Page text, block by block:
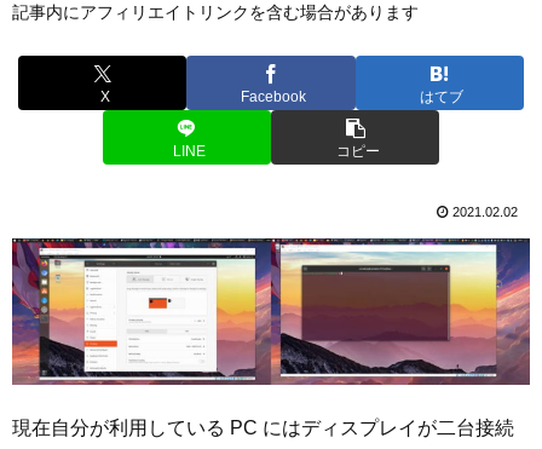
記事内にアフィリエイトリンクを含む場合があります
X Facebook はてブ
LINE コピー
2021.02.02
現在自分が利用している PC にはディスプレイが二台接続